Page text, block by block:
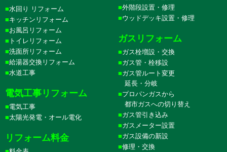
水回り リフォーム
キッチンリフォーム
お風呂リフォーム
トイレリフォーム
洗面所リフォーム
給湯器交換リフォーム
水道工事
電気工事リフォーム
電気工事
太陽光発電・オール電化
リフォーム料金
外階段設置・修理
ウッドデッキ設置・修理
ガスリフォーム
ガス栓増設・交換
ガス管・栓移設
ガス管ルート変更
延長・分岐
プロパンガスから
都市ガスへの切り替え
ガス管引き込み
ガスメーター設置
ガス設備の新設
修理・交換